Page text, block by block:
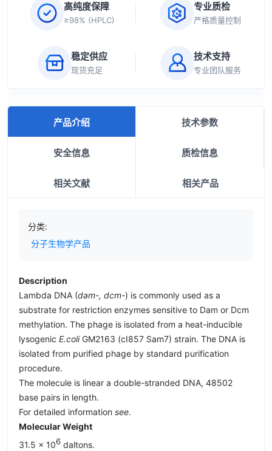
高纯度保障
≥98% (HPLC)
专业质检
严格质量控制
稳定供应
现货充足
技术支持
专业团队服务
产品介绍 技术参数
安全信息 质检信息
相关文献 相关产品
分类:
分子生物学产品
Description
Lambda DNA (dam-, dcm-) is commonly used as a
substrate for restriction enzymes sensitive to Dam or Dcm
methylation. The phage is isolated from a heat-inducible
lysogenic E.coliGM2163 (cI857 Sam7) strain. The DNA is
isolated from purified phage by standard purification
procedure.
The molecule is linear a double-stranded DNA, 48502
base pairs in length.
For detailed information see.
Molecular Weight
31.5 x 106 daltons.